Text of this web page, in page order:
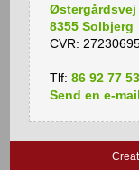
Østergårdsvej
8355 Solbjerg
CVR:
Tlf: 86 92 77 53
Send en​ e​-​mail